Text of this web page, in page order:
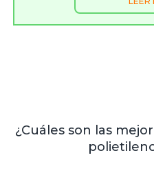
¿Cuáles son las